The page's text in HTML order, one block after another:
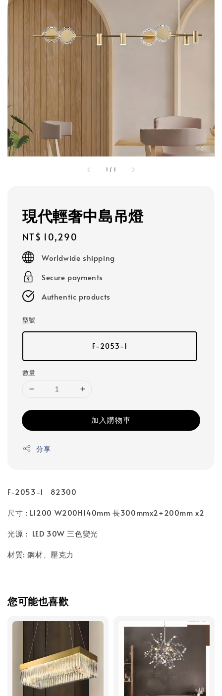
1 / 1
現代輕奢中島吊燈
Regular
price
NT$ 10,290
Worldwide shipping
Secure payments
Authentic products
型號
F-2053-1
數量
加入購物車
分享
F-2053-1 82300
尺寸 : L1200 W200H140mm 長300mmx2+200mm x2
光源 : LED 30W 三色變光
材質: 鋼材、壓克力
您可能也喜歡